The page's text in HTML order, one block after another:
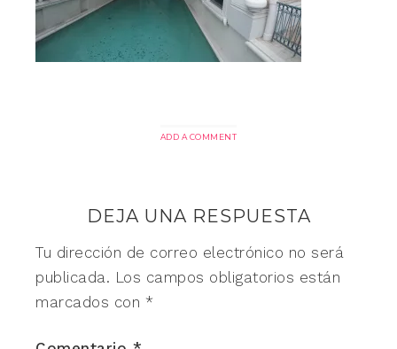
ADD A COMMENT
DEJA UNA RESPUESTA
Tu dirección de correo electrónico no será
publicada. Los campos obligatorios están
marcados con *